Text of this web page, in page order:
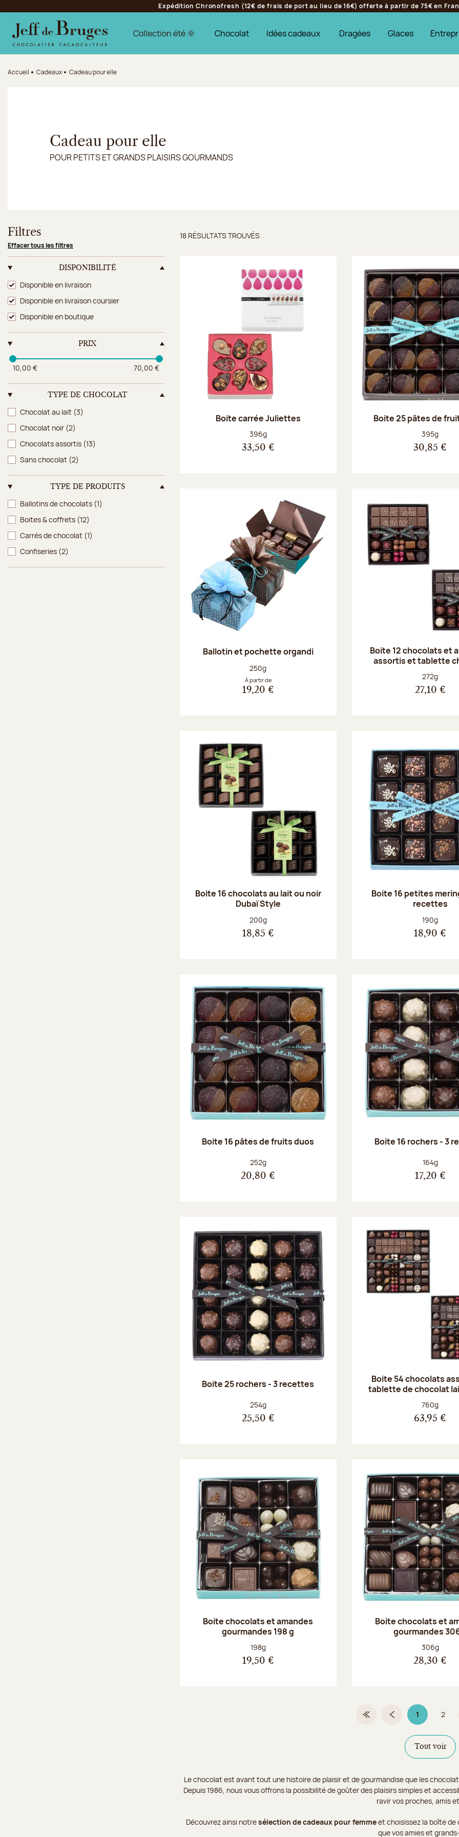
Aller au contenu principal
Aller au pied de page
Expédition Chronofresh (12€ de frais de port au lieu de 16€) offerte à partir de 75€ en
Collection été 🌞 Chocolat Idées cadeaux Dragées Glaces
Accueil Cadeaux Cadeau pour elle
Cadeau pour elle
POUR PETITS ET GRANDS PLAISIRS GOURMANDS
Filtres
Effacer tous les filtres
DISPONIBILITÉ
Disponibilité
Disponible en livraison
Disponible en livraison coursier
Disponible en boutique
PRIX
10,00 € 70,00 €
TYPE DE CHOCOLAT
Type de chocolat
Chocolat au lait (3)
Chocolat noir (2)
Chocolats assortis (13)
Sans chocolat (2)
TYPE DE PRODUITS
Type de produits
Ballotins de chocolats (1)
Boites & coffrets (12)
Carrés de chocolat (1)
Confiseries (2)
Résultats trouvés
18 RÉSULTATS TROUVÉS
Boite carrée Juliettes
Poids net :
396g
33,50 €
Boite 25 pâtes de
Poids net :
395g
30,85 €
Ballotin et pochette organdi
Poids net :
250g
À partir de
19,20 €
Boite 12 chocolats et
assortis et tablette
Poids net :
272g
27,10 €
Boite 16 chocolats au lait ou noir
Dubaï Style
Poids net :
200g
18,85 €
Boite 16 petites
recettes
Poids net :
190g
18,90 €
Boite 16 pâtes de fruits duos
Poids net :
252g
20,80 €
Boite 16 rochers - 3
Poids net :
164g
17,20 €
Boite 25 rochers - 3 recettes
Poids net :
254g
25,50 €
Boite 54 chocolats
tablette de chocolat
Poids net :
760g
63,95 €
Boite chocolats et amandes
gourmandes 198 g
Poids net :
198g
19,50 €
Boite chocolats et
gourmandes
Poids net :
306g
28,30 €
Première pagePage précédente
1Page 1 sur 2
Page
2
Tout voir
Le chocolat est avant tout une histoire de plaisir et de gourmandise que les
Depuis 1986, nous vous offrons la possibilité de goûter des plaisirs simples et
ravir vos proches, amis
Découvrez ainsi notresélection de cadeaux pour femmeet choisissez la boîte de
que vos amies et